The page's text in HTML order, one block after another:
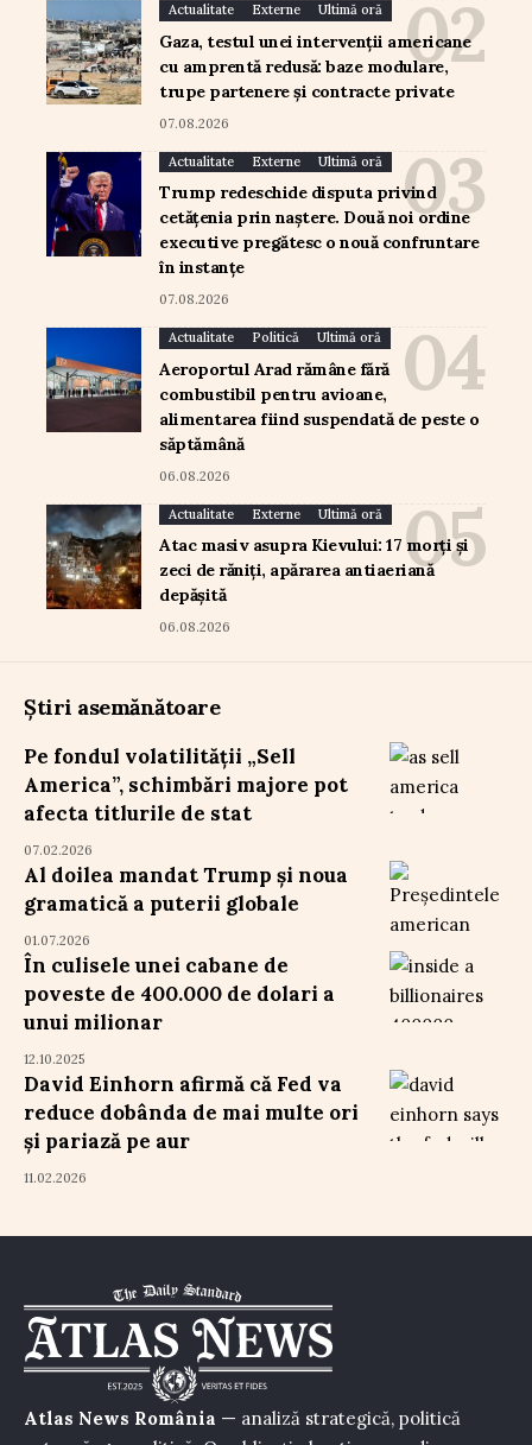
Actualitate Externe Ultimă oră
Gaza, testul unei intervenții americane
cu amprentă redusă: baze modulare,
trupe partenere și contracte private
07.08.2026
Actualitate Externe Ultimă oră
Trump redeschide disputa privind
cetățenia prin naștere. Două noi ordine
executive pregătesc o nouă confruntare
în instanțe
07.08.2026
Actualitate Politică Ultimă oră
Aeroportul Arad rămâne fără
combustibil pentru avioane,
alimentarea fiind suspendată de peste o
săptămână
06.08.2026
Actualitate Externe Ultimă oră
Atac masiv asupra Kievului: 17 morți și
zeci de răniți, apărarea antiaeriană
depășită
06.08.2026
Știri asemănătoare
Pe fondul volatilității „Sell
America”, schimbări majore pot
afecta titlurile de stat
07.02.2026
Al doilea mandat Trump și noua
gramatică a puterii globale
01.07.2026
În culisele unei cabane de
poveste de 400.000 de dolari a
unui milionar
12.10.2025
David Einhorn afirmă că Fed va
reduce dobânda de mai multe ori
și pariază pe aur
11.02.2026
Atlas News România — analiză strategică, politică